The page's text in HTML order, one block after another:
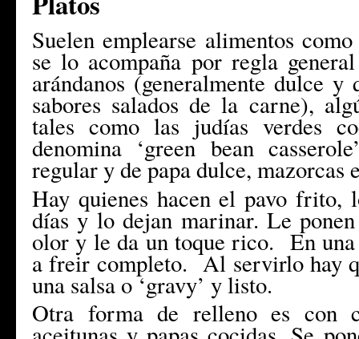
Suelen emplearse alimentos
se lo acompaña por regla
arándanos (generalmente dulce y
sabores salados de la carne),
tales como las judías verdes
denomina ‘green bean
regular y de papa dulce, mazorcas
Hay quienes hacen el pavo frito,
días y lo dejan marinar. Le
olor y le da un toque rico. En una
a freir completo. Al servirlo hay
una salsa o ‘gravy’ y listo.
Otra forma de relleno es con